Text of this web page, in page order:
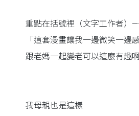
重點在括號裡（文字工作者）
「這套漫畫讓我一邊微笑一邊
跟老媽一起變老可以這麼有趣啊
我母親也是這樣